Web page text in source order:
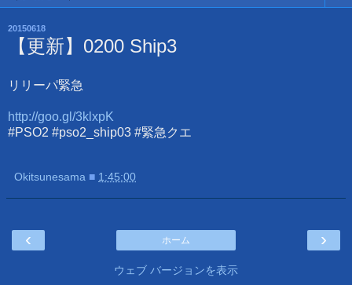
20150618
【更新】0200 Ship3
リリーパ緊急
http://goo.gl/3klxpK
#PSO2 #pso2_ship03 #緊急クエ
Okitsunesama ■ 1:45:00
‹ ›
ホーム
ウェブ バージョンを表示